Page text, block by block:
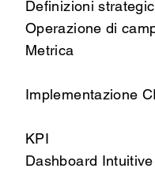
Definizioni
Operazione di
Metrica
Implementazione
KPI
Dashboard Intuitive